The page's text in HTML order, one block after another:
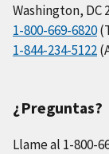
Washington, DC
1-800-669-6820
1-844-234-5122
¿Preguntas?
Llame al 1-800-